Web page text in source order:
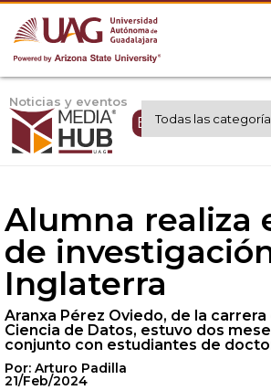
Noticias y eventos
Expertos UAG
Alumna realiza
de
Inglaterra
Aranxa Pérez Oviedo, de la
Ciencia de Datos, estuvo dos
conjunto con estudiantes de
Por: Arturo Padilla
21/Feb/2024